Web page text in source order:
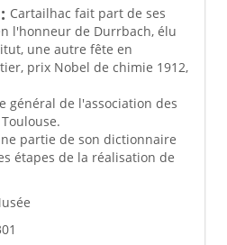
Cartailhac fait part de ses
l'honneur de Durrbach, élu
une autre fête en
prix Nobel de chimie 1912,
général de l'association des
partie de son dictionnaire
étapes de la réalisation de